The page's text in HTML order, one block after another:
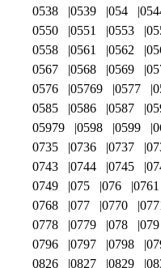
0538
0539 054
0550
0551 0553
0558
0561 0562
0567
0568 0569
0576
05769 0577
0585
0586 0587
05979
0598 0599
0735
0736 0737
0743
0744 0745
0749
075 076 0761
0768
077 0770
0778
0779 078 079
0796
0797 0798
0826
0827 0829